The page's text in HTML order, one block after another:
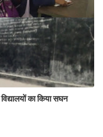
का किया सघन